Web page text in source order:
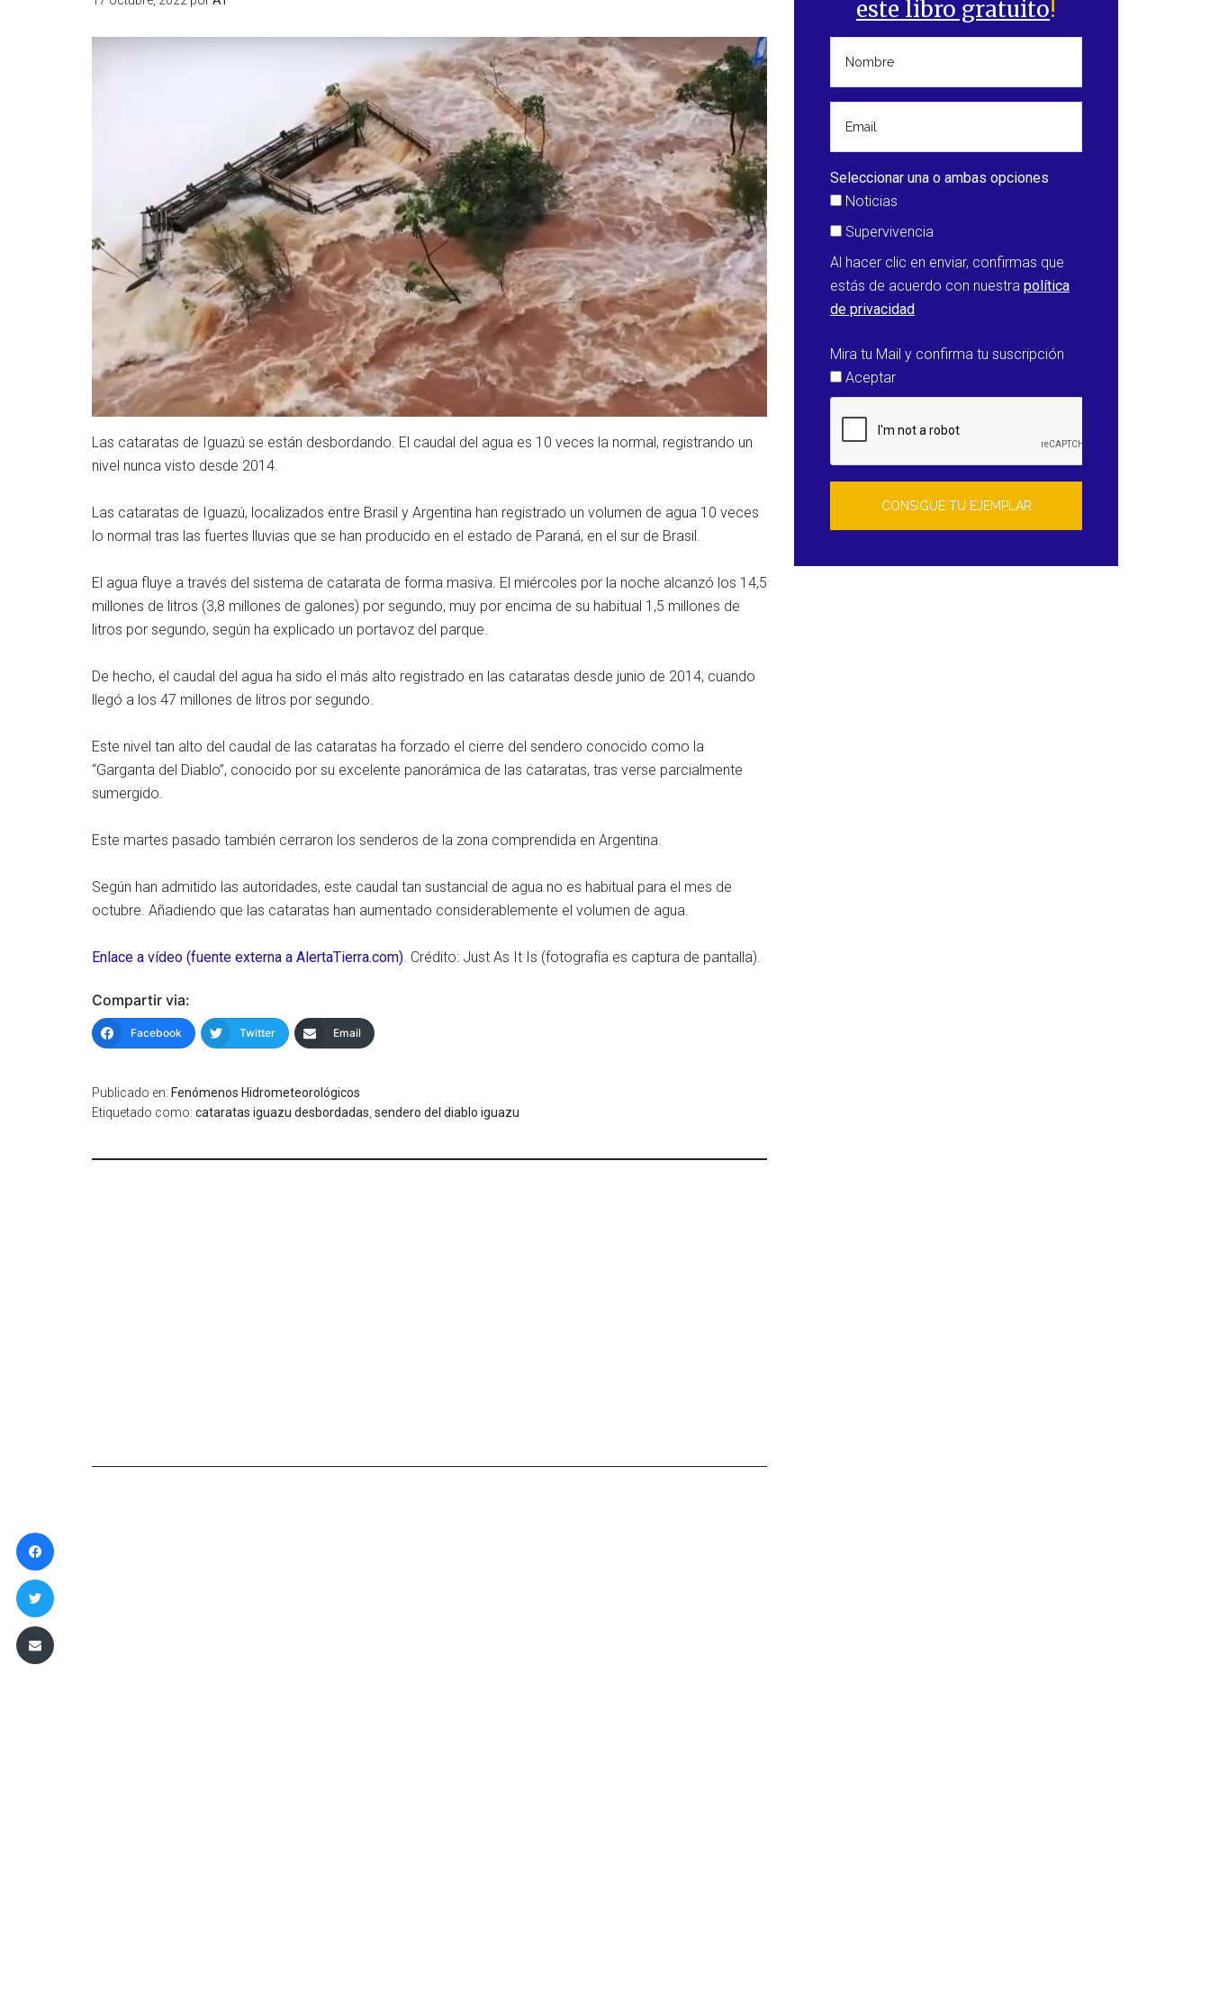
Las cataratas de Iguazú se están desbordando. El caudal del agua es 10 veces la normal, registrando un
nivel nunca visto desde 2014.
Las cataratas de Iguazú, localizados entre Brasil y Argentina han registrado un volumen de agua 10 veces
lo normal tras las fuertes lluvias que se han producido en el estado de Paraná, en el sur de Brasil.
El agua fluye a través del sistema de catarata de forma masiva. El miércoles por la noche alcanzó los 14,5
millones de litros (3,8 millones de galones) por segundo, muy por encima de su habitual 1,5 millones de
litros por segundo, según ha explicado un portavoz del parque.
De hecho, el caudal del agua ha sido el más alto registrado en las cataratas desde junio de 2014, cuando
llegó a los 47 millones de litros por segundo.
Este nivel tan alto del caudal de las cataratas ha forzado el cierre del sendero conocido como la
“Garganta del Diablo”, conocido por su excelente panorámica de las cataratas, tras verse parcialmente
sumergido.
Este martes pasado también cerraron los senderos de la zona comprendida en Argentina.
Según han admitido las autoridades, este caudal tan sustancial de agua no es habitual para el mes de
octubre. Añadiendo que las cataratas han aumentado considerablemente el volumen de agua.
Enlace a vídeo (fuente externa a AlertaTierra.com). Crédito: Just As It Is (fotografía es captura de pantalla).
Compartir via:
Facebook Twitter Email
Publicado en: Fenómenos Hidrometeorológicos
Etiquetado como: cataratas iguazu desbordadas sendero del diablo iguazu
este libro gratuito!
Seleccionar una o ambas opciones
Noticias
Supervivencia
Al hacer clic en enviar, confirmas que
estás de acuerdo con nuestra política
de privacidad
Mira tu Mail y confirma tu suscripción
Aceptar